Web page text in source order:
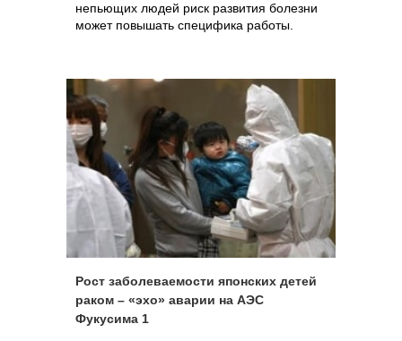
непьющих людей риск развития болезни
может повышать специфика работы.
Рост заболеваемости японских детей
раком – «эхо» аварии на АЭС
Фукусима 1